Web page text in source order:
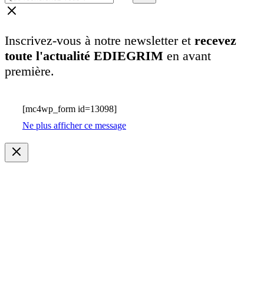
Inscrivez-vous à notre newsletter et recevez
toute l'actualité EDIEGRIM en avant
première.
[mc4wp_form id=13098]
Ne plus afficher ce message